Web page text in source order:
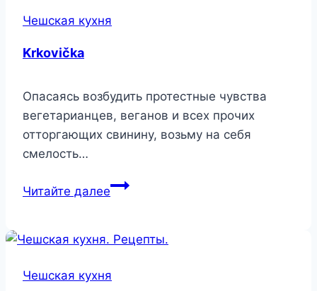
Чешская кухня
Krkovička
Опасаясь возбудить протестные чувства
вегетарианцев, веганов и всех прочих
отторгающих свинину, возьму на себя
смелость…
Читайте далееKrkovička
Чешская кухня